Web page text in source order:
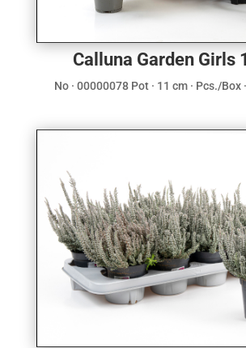
Calluna Garden Girls
No · 00000078 Pot · 11 cm · Pcs./Box